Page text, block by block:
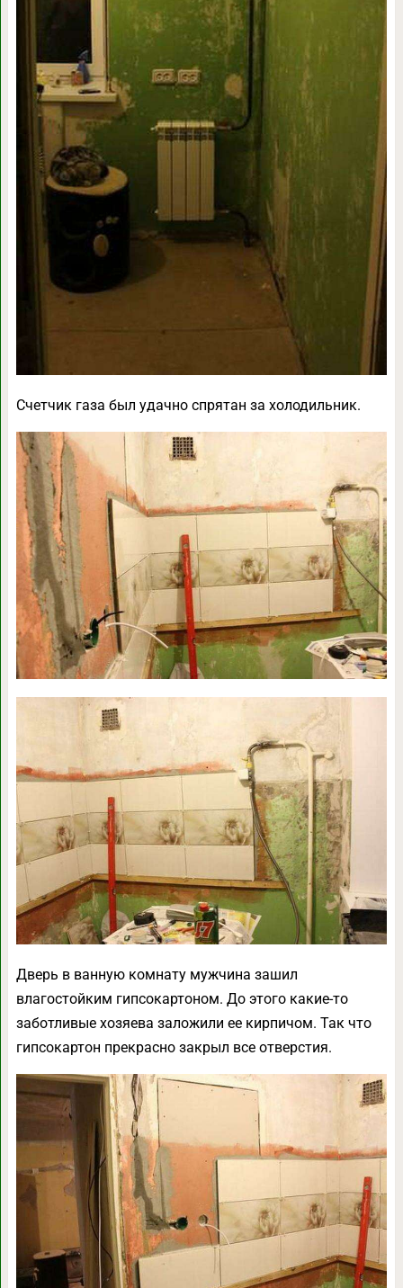
Счетчик газа был удачно спрятан за холодильник.
Дверь в ванную комнату мужчина зашил
влагостойким гипсокартоном. До этого какие-то
заботливые хозяева заложили ее кирпичом. Так что
гипсокартон прекрасно закрыл все отверстия.